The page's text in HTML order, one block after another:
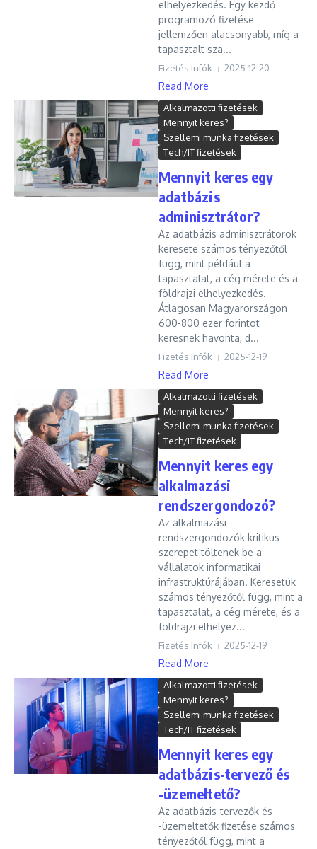
elhelyezkedés. Egy kezdő
programozó fizetése
jellemzően alacsonyabb, míg a
tapasztalt sza...
Fizetés Infók 2025-12-20
Read More
Alkalmazotti fizetések
Mennyit keres?
Szellemi munka fizetések
Tech/IT fizetések
Mennyit keres egy
adatbázis
adminisztrátor?
Az adatbázis adminisztrátorok
keresete számos tényezőtől
függ, mint például a
tapasztalat, a cég mérete és a
földrajzi elhelyezkedés.
Átlagosan Magyarországon
600-800 ezer forintot
keresnek havonta, d...
Fizetés Infók 2025-12-19
Read More
Alkalmazotti fizetések
Mennyit keres?
Szellemi munka fizetések
Tech/IT fizetések
Mennyit keres egy
alkalmazási
rendszergondozó?
Az alkalmazási
rendszergondozók kritikus
szerepet töltenek be a
vállalatok informatikai
infrastruktúrájában. Keresetük
számos tényezőtől függ, mint a
tapasztalat, a cég mérete, és a
földrajzi elhelyez...
Fizetés Infók 2025-12-19
Read More
Alkalmazotti fizetések
Mennyit keres?
Szellemi munka fizetések
Tech/IT fizetések
Mennyit keres egy
adatbázis-tervező és
-üzemeltető?
Az adatbázis-tervezők és
-üzemeltetők fizetése számos
tényezőtől függ, mint a